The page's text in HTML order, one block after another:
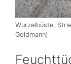
Wurzelbüste,
Goldmann)